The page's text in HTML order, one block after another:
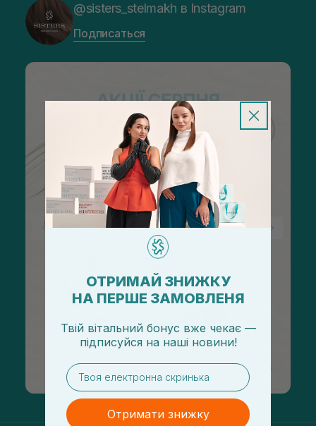
@sisters_stelmakh в Instagram
Подписаться
ОТРИМАЙ ЗНИЖКУ
НА ПЕРШЕ ЗАМОВЛЕНЯ
Твій вітальний бонус вже чекає —
підписуйся на наші новини!
email
Отримати знижку